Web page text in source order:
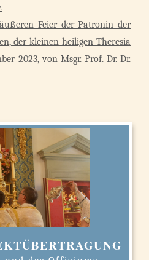
Feier der Patronin der
der kleinen heiligen Theresia
2023, von Msgr. Prof. Dr. Dr.